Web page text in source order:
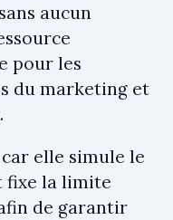
aucun
pour les
du marketing et
elle simule le
fixe la limite
de garantir